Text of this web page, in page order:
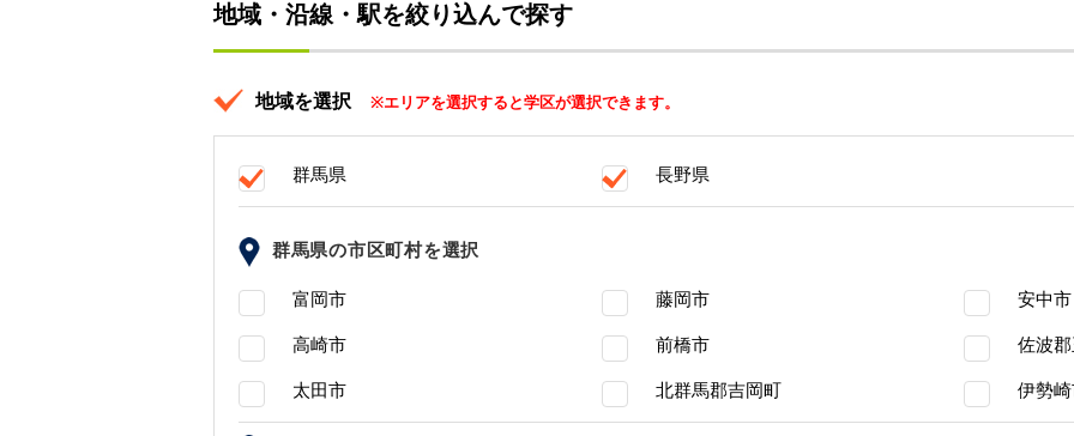
地域・沿線・駅を絞り込んで探す
地域を選択 ※エリアを選択すると学区が選択できます。
群馬県 長野県
群馬県の市区町村を選択
富岡市 藤岡市 安中市
高崎市 前橋市 佐波郡
太田市 北群馬郡吉岡町 伊勢崎